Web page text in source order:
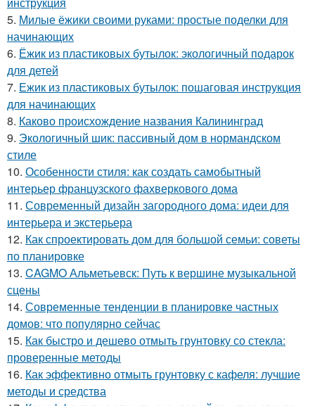
5. Милые ёжики своими руками: простые поделки для
начинающих
6. Ёжик из пластиковых бутылок: экологичный подарок
для детей
7. Ежик из пластиковых бутылок: пошаговая инструкция
для начинающих
8. Каково происхождение названия Калининград
9. Экологичный шик: пассивный дом в нормандском
стиле
10. Особенности стиля: как создать самобытный
интерьер французского фахверкового дома
11. Современный дизайн загородного дома: идеи для
интерьера и экстерьера
12. Как спроектировать дом для большой семьи: советы
по планировке
13. CAGMO Альметьевск: Путь к вершине музыкальной
сцены
14. Современные тенденции в планировке частных
домов: что популярно сейчас
15. Как быстро и дешево отмыть грунтовку со стекла:
проверенные методы
16. Как эффективно отмыть грунтовку с кафеля: лучшие
методы и средства